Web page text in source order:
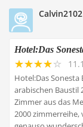
Calvin2102
Hotel:Das
Hotel:Das Sonesta
arabischen Baustil
Zimmer aus das
2000 zimmerreihe,